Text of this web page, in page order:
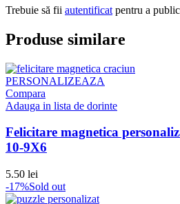
Trebuie să fii autentificat pentru a
Produse similare
PERSONALIZEAZA
Compara
Adauga in lista de dorinte
Felicitare magnetica
10-9X6
5.50 lei
-17%Sold out